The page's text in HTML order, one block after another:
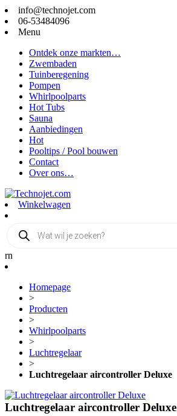
info@technojet.com
06-53484096
Menu
Ontdek onze markten…
Zwembaden
Tuinberegening
Pompen
Whirlpoolparts
Hot Tubs
Sauna
Aanbiedingen
Hot
Pooltips / Pool bouwen
Contact
Over ons…
Winkelwagen
Producten
zoeken
rn
Homepage
>
Producten
>
Whirlpoolparts
>
Luchtregelaar
>
Luchtregelaar aircontroller Deluxe
Luchtregelaar aircontroller Deluxe